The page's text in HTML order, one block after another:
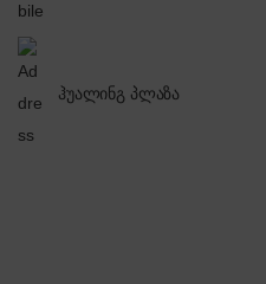
ჰუალინგ პლაზა